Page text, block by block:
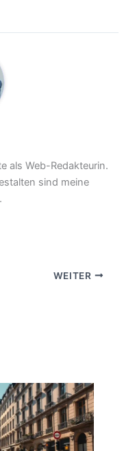
als Web-Redakteurin.
sind meine
WEITER